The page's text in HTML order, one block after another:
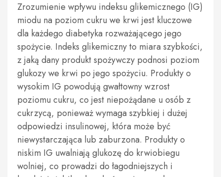
Zrozumienie wpływu indeksu glikemicznego (IG)
miodu na poziom cukru we krwi jest kluczowe
dla każdego diabetyka rozważającego jego
spożycie. Indeks glikemiczny to miara szybkości,
z jaką dany produkt spożywczy podnosi poziom
glukozy we krwi po jego spożyciu. Produkty o
wysokim IG powodują gwałtowny wzrost
poziomu cukru, co jest niepożądane u osób z
cukrzycą, ponieważ wymaga szybkiej i dużej
odpowiedzi insulinowej, która może być
niewystarczająca lub zaburzona. Produkty o
niskim IG uwalniają glukozę do krwiobiegu
wolniej, co prowadzi do łagodniejszych i